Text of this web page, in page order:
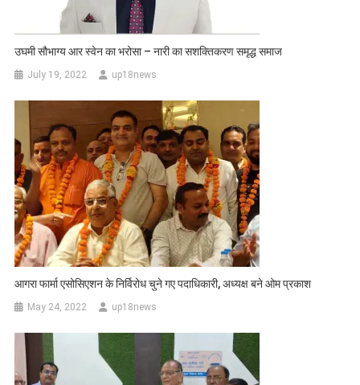
उघमी सौभाग्य आर स्वेन का भरोसा – नारी का सशक्तिकरण समृद्ध समाज
July 19, 2022 up18news
आगरा फार्मा एसोसिएशन के निर्विरोध चुने गए पदाधिकारी, अध्यक्ष बने ओम प्रकाश
May 24, 2022 up18news